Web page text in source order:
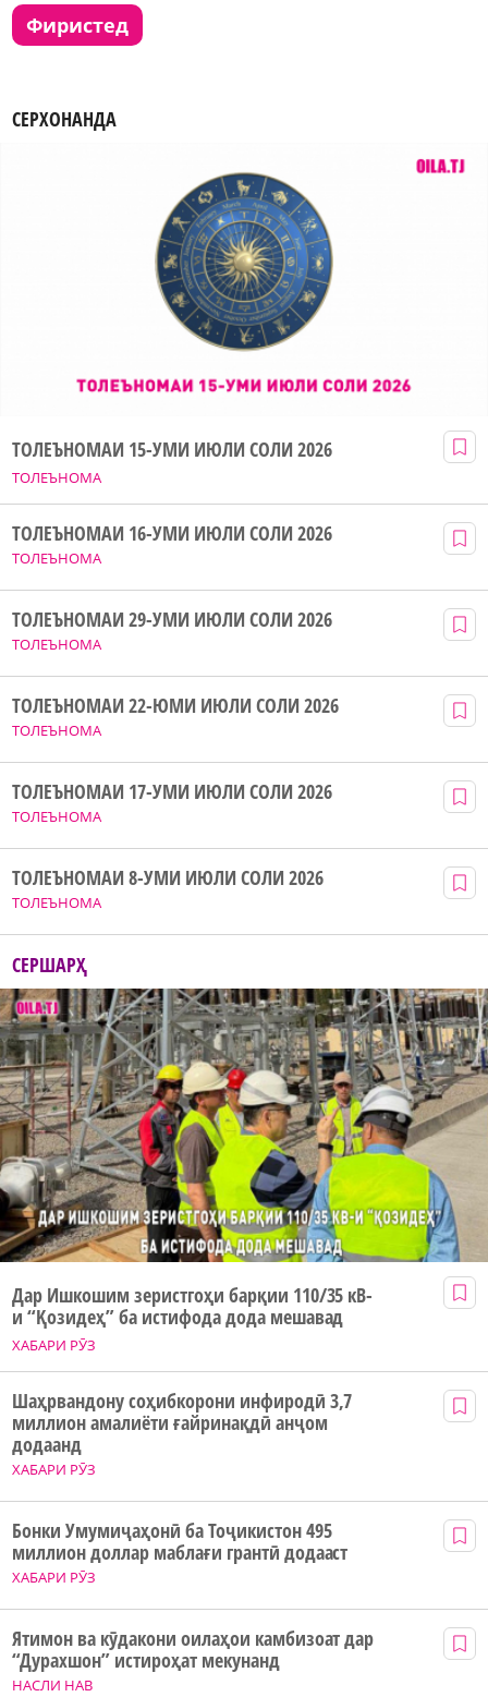
фиристед
СЕРХОНАНДА
ТОЛЕЪНОМА
ТОЛЕЪНОМАИ 15-УМИ ИЮЛИ СОЛИ 2026
ТОЛЕЪНОМА
ТОЛЕЪНОМАИ 16-УМИ ИЮЛИ СОЛИ 2026
ТОЛЕЪНОМА
ТОЛЕЪНОМАИ 29-УМИ ИЮЛИ СОЛИ 2026
ТОЛЕЪНОМА
ТОЛЕЪНОМАИ 22-ЮМИ ИЮЛИ СОЛИ 2026
ТОЛЕЪНОМА
ТОЛЕЪНОМАИ 17-УМИ ИЮЛИ СОЛИ 2026
ТОЛЕЪНОМА
ТОЛЕЪНОМАИ 8-УМИ ИЮЛИ СОЛИ 2026
СЕРШАРҲ
ХАБАРИ РӮЗ
Дар Ишкошим зеристгоҳи барқии 110/35 кВ-
и “Қозидеҳ” ба истифода дода мешавад
ХАБАРИ РӮЗ
Шаҳрвандону соҳибкорони инфиродӣ 3,7
миллион амалиёти ғайринақдӣ анҷом
додаанд
ХАБАРИ РӮЗ
Бонки Умумиҷаҳонӣ ба Тоҷикистон 495
миллион доллар маблағи грантӣ додааст
НАСЛИ НАВ
Ятимон ва кӯдакони оилаҳои камбизоат дар
“Дурахшон” истироҳат мекунанд